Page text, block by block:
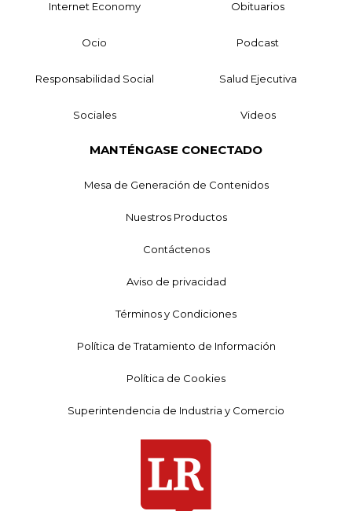
Internet Economy Obituarios
Ocio Podcast
Responsabilidad Social Salud Ejecutiva
Sociales Videos
MANTÉNGASE CONECTADO
Mesa de Generación de Contenidos
Nuestros Productos
Contáctenos
Aviso de privacidad
Términos y Condiciones
Política de Tratamiento de Información
Política de Cookies
Superintendencia de Industria y Comercio